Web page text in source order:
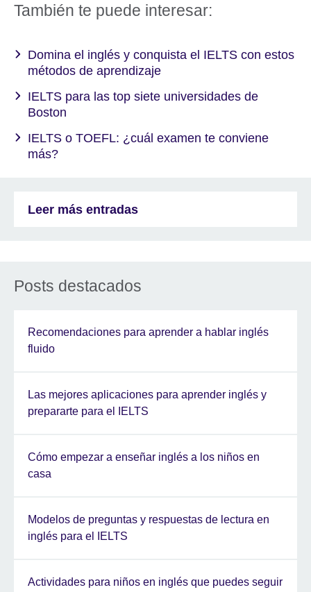
También te puede interesar:
Domina el inglés y conquista el IELTS con estos
métodos de aprendizaje
IELTS para las top siete universidades de
Boston
IELTS o TOEFL: ¿cuál examen te conviene
más?
Leer más entradas
Posts destacados
Recomendaciones para aprender a hablar inglés
fluido
Las mejores aplicaciones para aprender inglés y
prepararte para el IELTS
Cómo empezar a enseñar inglés a los niños en
casa
Modelos de preguntas y respuestas de lectura en
inglés para el IELTS
Actividades para niños en inglés que puedes seguir